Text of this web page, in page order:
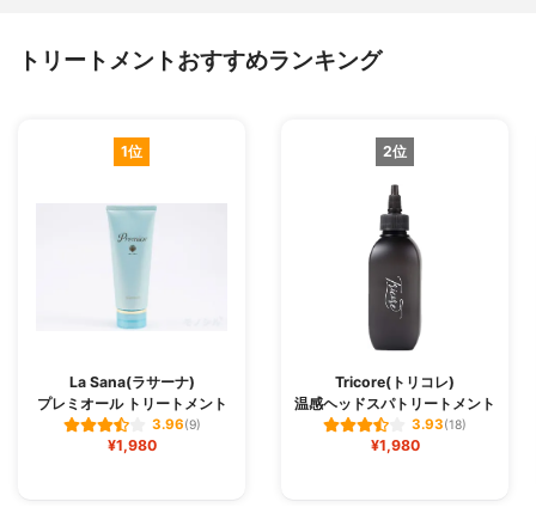
トリートメントおすすめランキング
1位
La Sana(ラサーナ)
プレミオール トリートメント
3.96(9)
¥1,980
2位
Tricore(トリコレ)
温感ヘッドスパトリートメント
3.93(18)
¥1,980